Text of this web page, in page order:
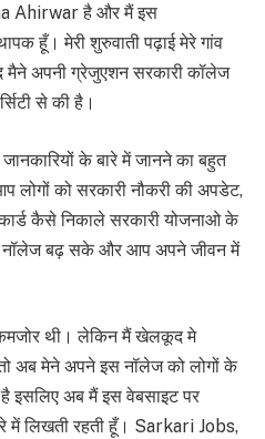
Ahirwar है और मैं इस
हूँ। मेरी शुरुवाती पढ़ाई मेरे गांव
मैने अपनी ग्रेजुएशन सरकारी कॉलेज
से की है।
के बारे में जानने का बहुत
लोगों को सरकारी नौकरी की अपडेट,
कैसे निकाले सरकारी योजनाओ के
नॉलेज बढ़ सके और आप अपने जीवन में
कमजोर थी। लेकिन मैं खेलकूद मे
अब मेने अपने इस नॉलेज को लोगों के
इसलिए अब मैं इस वेबसाइट पर
में लिखती रहती हूँ। Sarkari Jobs,